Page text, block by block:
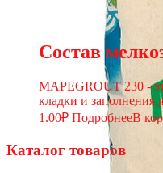
Состав
MAPEGROUT 230 -
кладки и заполнения
1.00₽ ПодробнееВ
Каталог товаров